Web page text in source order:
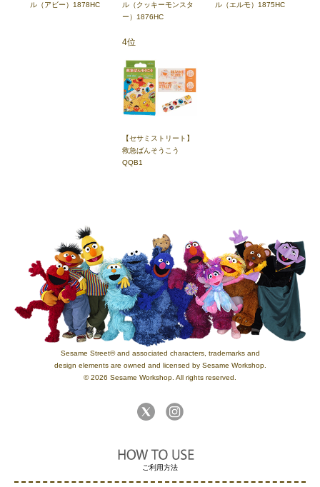
ル（アビー）1878HC
ル（クッキーモンスタ
ー）1876HC
ル（エルモ）1875HC
【セサミストリート】
救急ばんそうこう
QQB1
Sesame Street® and associated characters, trademarks and
design elements are owned and licensed by Sesame Workshop.
© 2026 Sesame Workshop. All rights reserved.
ご利用方法